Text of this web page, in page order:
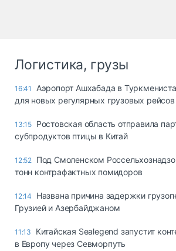
Логистика, грузы
16:41
Аэропорт Ашхабада в
для новых регулярных грузовых рейсов
13:15 Ростовская область отправила
субпродуктов птицы в Китай
12:52 Под Смоленском
тонн контрафактных помидоров
12:14
Названа причина задержки
Грузией и Азербайджаном
11:13
Китайская Sealegend запустит
в Европу через Севморпуть